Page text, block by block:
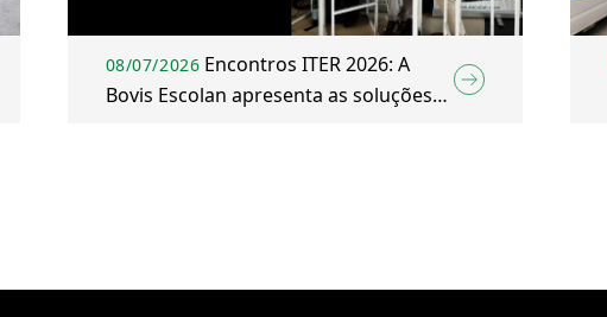
08/07/2026 Encontros ITER 2026: A
Bovis Escolan apresenta as soluções